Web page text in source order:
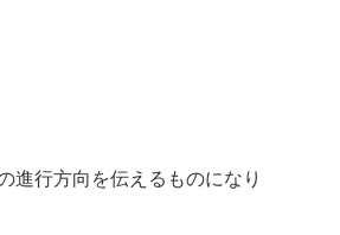
進行方向を伝えるものになり